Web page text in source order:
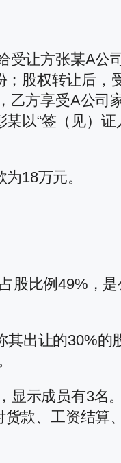
受让方张某A公
股权转让后，
乙方享受A公司
以“签（见）证
18万元。
股比例49%，
其出让的30%的
显示成员有3名
款、工资结算